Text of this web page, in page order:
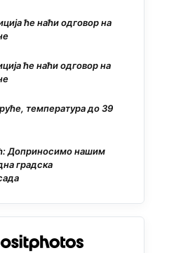
ће наћи одговор на
ће наћи одговор на
температура до 39
Доприносимо нашим
градска